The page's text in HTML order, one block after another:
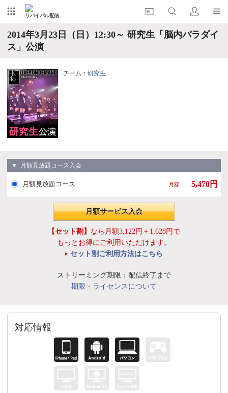
リバイバル配信
2014年3月23日（日）12:30～ 研究生「脳内パラダイ
ス」公演
チーム： 研究生
▼ 月額見放題コース入会
月額見放題コース 月額 5,478円
月額サービス入会
【セット割】 なら月額3,122円＋1,628円で
もっとお得にご利用いただけます。
セット割ご利用方法はこちら
ストリーミング期限：配信終了まで
期限・ライセンスについて
対応情報